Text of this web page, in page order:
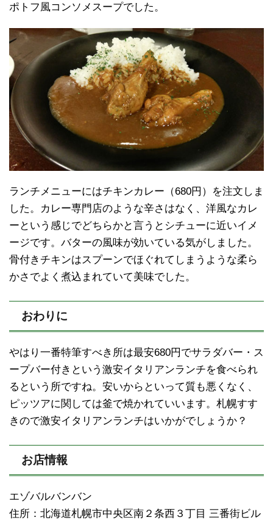
ポトフ風コンソメスープでした。
ランチメニューにはチキンカレー（680円）を注文しま
した。カレー専門店のような辛さはなく、洋風なカレ
ーという感じでどちらかと言うとシチューに近いイメ
ージです。バターの風味が効いている気がしました。
骨付きチキンはスプーンでほぐれてしまうような柔ら
かさでよく煮込まれていて美味でした。
おわりに
やはり一番特筆すべき所は最安680円でサラダバー・ス
ープバー付きという激安イタリアンランチを食べられ
るという所ですね。安いからといって質も悪くなく、
ピッツアに関しては釜で焼かれていいます。札幌すす
きので激安イタリアンランチはいかがでしょうか？
お店情報
エゾバルバンバン
住所：北海道札幌市中央区南２条西３丁目 三番街ビル